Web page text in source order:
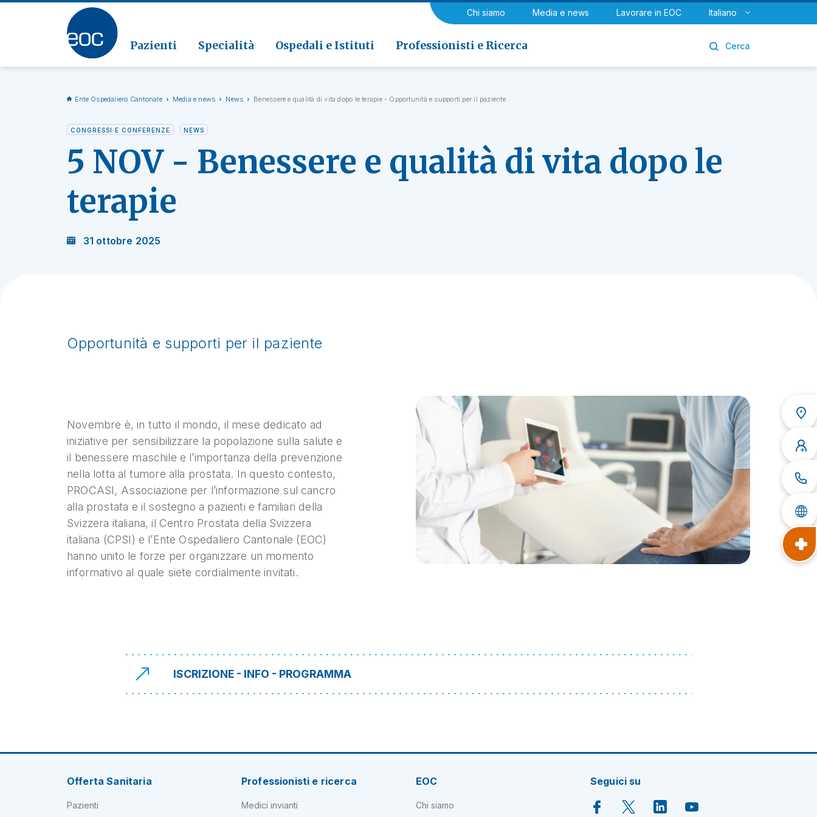
Chi siamo Media e news Lavorare in EOC Italiano
Pazienti Specialità Ospedali e Istituti Professionisti e Ricerca Cerca
Vai alla sezione
Medicina riabilitativa
Neurologia e Neurochirurgia Urologia
Clinica di Riabilitazione EOC, Novaggio
Patologia
Ente Ospedaliero Cantonale Media e news News Benessere e qualità di vita dopo le terapie - Opportunità e supporti per il paziente
CONGRESSI E CONFERENZE NEWS
5 NOV - Benessere e qualità di vita dopo le
terapie
31 ottobre 2025
Opportunità e supporti per il paziente
Novembre è, in tutto il mondo, il mese dedicato ad
iniziative per sensibilizzare la popolazione sulla salute e
il benessere maschile e l’importanza della prevenzione
nella lotta al tumore alla prostata. In questo contesto,
PROCASI, Associazione per l’informazione sul cancro
alla prostata e il sostegno a pazienti e familiari della
Svizzera italiana, il Centro Prostata della Svizzera
italiana (CPSI) e l’Ente Ospedaliero Cantonale (EOC)
hanno unito le forze per organizzare un momento
informativo al quale siete cordialmente invitati.
ISCRIZIONE - INFO - PROGRAMMA
Offerta Sanitaria
Pazienti
Professionisti e ricerca
Medici invianti
EOC
Chi siamo
Seguici su